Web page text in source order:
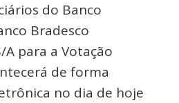
do Banco
Bradesco
para a Votação
de forma
no dia de hoje